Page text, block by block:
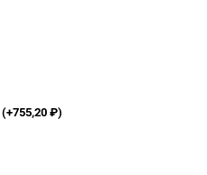
(+755,20₽)